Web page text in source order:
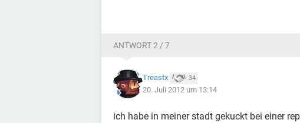
ANTWORT 2 / 7
Treastx 34
20. Juli 2012 um 13:14
ich habe in meiner stadt gekuckt bei einer